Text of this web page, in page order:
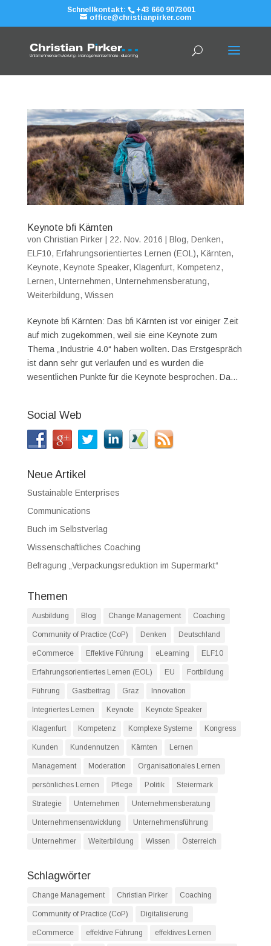
Schnellkontakt:
+43 660 9073001
office@christianpirker.com
Keynote bfi Kärnten
von Christian Pirker| 22. Nov. 2016 Blog, Denken,
ELF10, Erfahrungsorientiertes Lernen (EOL), Kärnten,
Keynote, Keynote Speaker, Klagenfurt, Kompetenz,
Lernen, Unternehmen, Unternehmensberatung,
Weiterbildung, Wissen
Keynote bfi Kärnten: Das bfi Kärnten ist vor einiger Zeit
auf mich zugekommen, weil sie eine Keynote zum
Thema „Industrie 4.0“ haben wollten. Das Erstgespräch
ist dann sehr gut verlaufen und es wurden die
wesentlichen Punkte für die Keynote besprochen. Da...
Social Web
Neue Artikel
Sustainable Enterprises
Communications
Buch im Selbstverlag
Wissenschaftliches Coaching
Befragung „Verpackungsreduktion im Supermarkt“
Themen
Ausbildung Blog Change Management Coaching
Community of Practice (CoP) Denken Deutschland
eCommerce Effektive Führung eLearning ELF10
Erfahrungsorientiertes Lernen (EOL) EU Fortbildung
Führung Gastbeitrag Graz Innovation
Integriertes Lernen Keynote Keynote Speaker
Klagenfurt Kompetenz Komplexe Systeme Kongress
Kunden Kundennutzen Kärnten Lernen
Management Moderation Organisationales Lernen
persönliches Lernen Pflege Politik Steiermark
Strategie Unternehmen Unternehmensberatung
Unternehmensentwicklung Unternehmensführung
Unternehmer Weiterbildung Wissen Österreich
Schlagwörter
Change Management Christian Pirker Coaching
Community of Practice (CoP) Digitalisierung
eCommerce effektive Führung effektives Lernen